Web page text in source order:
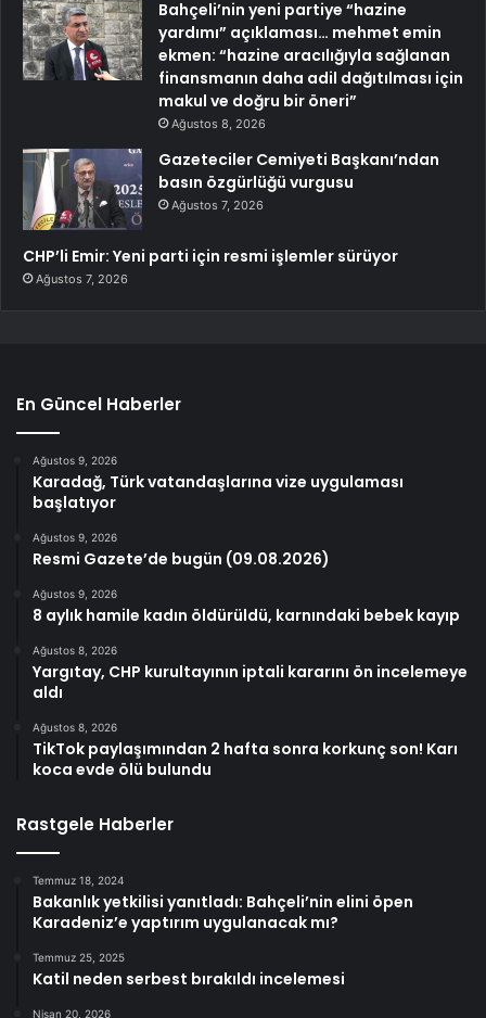
Bahçeli’nin yeni partiye “hazine
yardımı” açıklaması… mehmet emin
ekmen: “hazine aracılığıyla sağlanan
finansmanın daha adil dağıtılması için
makul ve doğru bir öneri”
Ağustos 8, 2026
Gazeteciler Cemiyeti Başkanı’ndan
basın özgürlüğü vurgusu
Ağustos 7, 2026
CHP’li Emir: Yeni parti için resmi işlemler sürüyor
Ağustos 7, 2026
En Güncel Haberler
Ağustos 9, 2026
Karadağ, Türk vatandaşlarına vize uygulaması
başlatıyor
Ağustos 9, 2026
Resmi Gazete’de bugün (09.08.2026)
Ağustos 9, 2026
8 aylık hamile kadın öldürüldü, karnındaki bebek kayıp
Ağustos 8, 2026
Yargıtay, CHP kurultayının iptali kararını ön incelemeye
aldı
Ağustos 8, 2026
TikTok paylaşımından 2 hafta sonra korkunç son! Karı
koca evde ölü bulundu
Rastgele Haberler
Temmuz 18, 2024
Bakanlık yetkilisi yanıtladı: Bahçeli’nin elini öpen
Karadeniz’e yaptırım uygulanacak mı?
Temmuz 25, 2025
Katil neden serbest bırakıldı incelemesi
Nisan 20, 2026